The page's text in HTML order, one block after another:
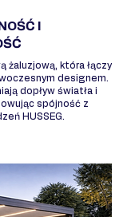
I
żaluzjową, która łączy
designem.
dopływ światła i
spójność z
HUSSEG.